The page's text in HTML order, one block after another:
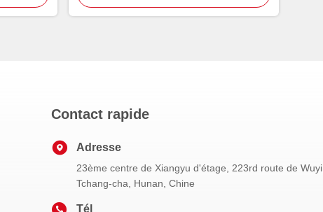
Contact rapide
Adresse
23ème centre de Xiangyu d'étage, 223rd route de Wuyi,
Tchang-cha, Hunan, Chine
Tél